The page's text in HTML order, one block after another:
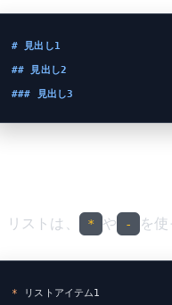
# 見出し1
## 見出し2
### 見出し3
リストは、 * や - を使
* リストアイテム1